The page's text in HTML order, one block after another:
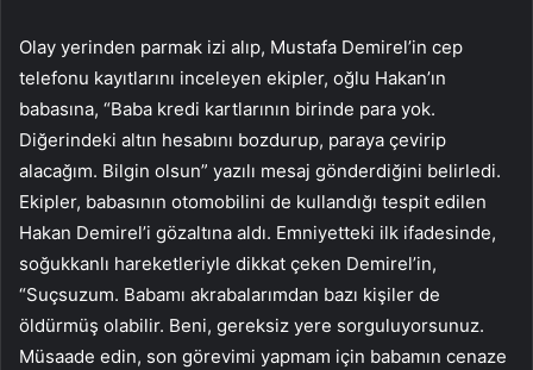
Olay yerinden parmak izi alıp, Mustafa Demirel’in cep
telefonu kayıtlarını inceleyen ekipler, oğlu Hakan’ın
babasına, “Baba kredi kartlarının birinde para yok.
Diğerindeki altın hesabını bozdurup, paraya çevirip
alacağım. Bilgin olsun” yazılı mesaj gönderdiğini belirledi.
Ekipler, babasının otomobilini de kullandığı tespit edilen
Hakan Demirel’i gözaltına aldı. Emniyetteki ilk ifadesinde,
soğukkanlı hareketleriyle dikkat çeken Demirel’in,
“Suçsuzum. Babamı akrabalarımdan bazı kişiler de
öldürmüş olabilir. Beni, gereksiz yere sorguluyorsunuz.
Müsaade edin, son görevimi yapmam için babamın cenaze